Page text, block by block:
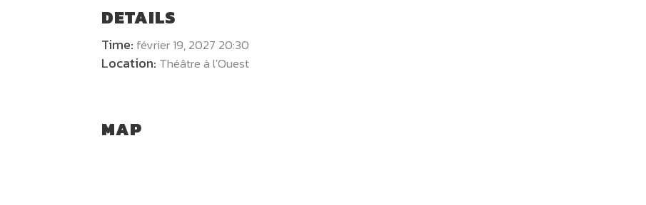
DETAILS
Time: février 19, 2027 20:30
Location: Théâtre à l'Ouest
MAP